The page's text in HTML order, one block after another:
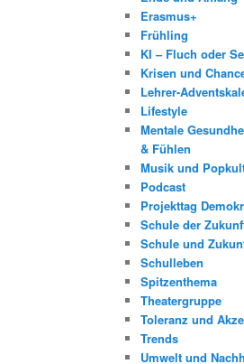
Erasmus+
Frühling
KI – Fluch oder
Krisen und
Lehrer-
Lifestyle
Mentale
& Fühlen
Musik und
Podcast
Projekttag
Schule der
Schule und
Schulleben
Spitzenthema
Theatergruppe
Toleranz und
Trends
Umwelt und